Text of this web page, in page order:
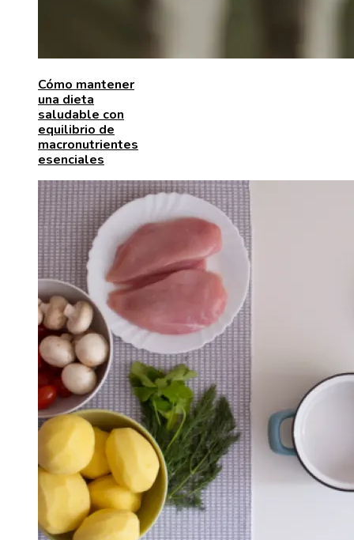
Cómo mantener
una dieta
saludable con
equilibrio de
macronutrientes
esenciales